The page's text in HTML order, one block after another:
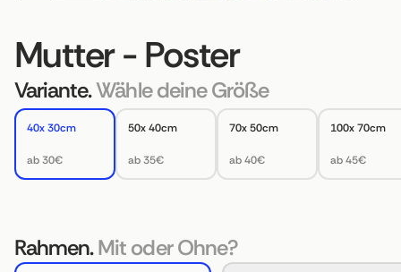
Mutter - Poster
Variante.Wähle deine Größe
40x 30cm
ab 30€
50x 40cm
ab 35€
70x 50cm
ab 40€
100x 70cm
ab 45€
Rahmen.Mit oder Ohne?